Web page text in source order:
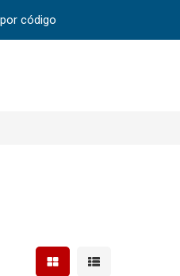
Mostrar resultados em
Mostrar